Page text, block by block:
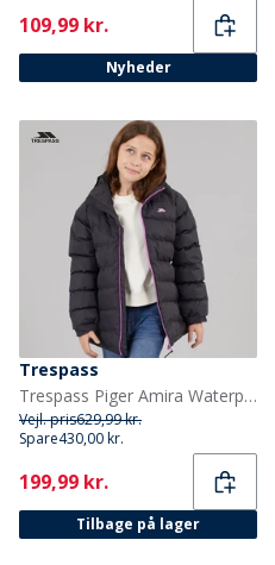
Current
109,99 kr.
Nyheder
Trespass
Trespass Piger Amira Waterproof Padded Præstation/Teknisk Grå
Vejl. pris629,99 kr.
Spare430,00 kr.
Current
199,99 kr.
Tilbage på lager